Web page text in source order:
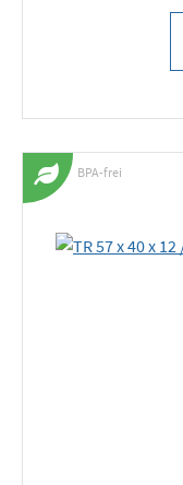
BPA-frei